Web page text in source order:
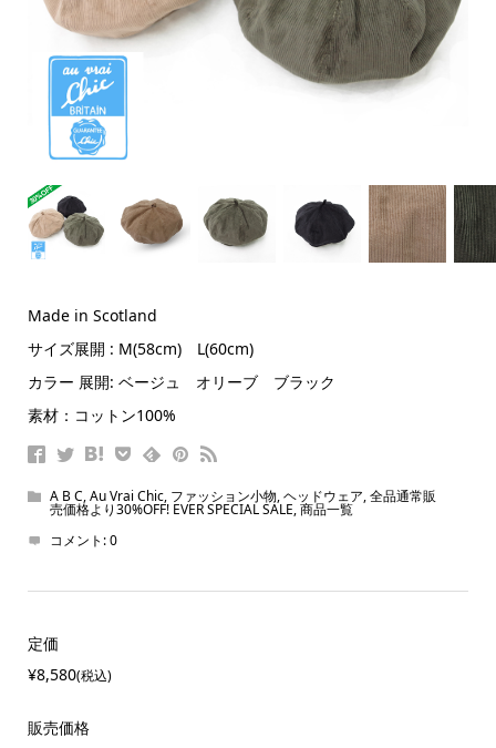
Made in Scotland
サイズ展開 : M(58cm) L(60cm)
カラー 展開: ベージュ オリーブ ブラック
素材：コットン100%
A B C,Au Vrai Chic, ファッション小物,ヘッドウェア,全品通常販
売価格より30%OFF! EVER SPECIAL SALE,商品一覧
コメント:0
定価
¥8,580(税込)
販売価格